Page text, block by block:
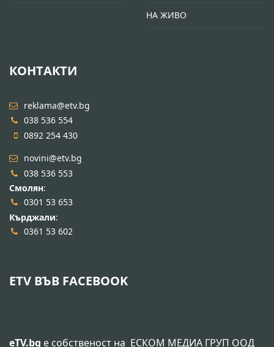
НА ЖИВО
КОНТАКТИ
reklama@etv.bg
038 536 554
0892 254 430
novini@etv.bg
038 536 553
Смолян:
0301 53 653
Кърджали:
0361 53 602
ETV ВЪВ FACEBOOK
eTV.bg е собственост на ЕСКОМ МЕДИА ГРУП ООД